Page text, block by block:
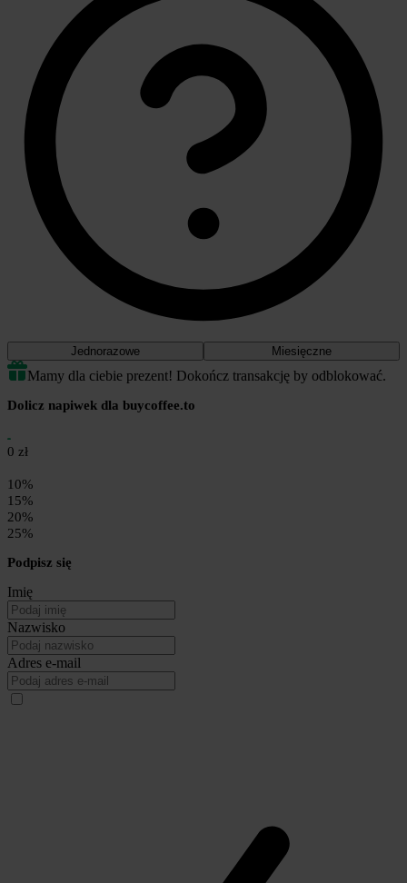
Jednorazowe Miesięczne
Mamy dla ciebie prezent! Dokończ transakcję by odblokować.
Dolicz napiwek dla buycoffee.to
0 zł
10%
15%
20%
25%
Podpisz się
Imię
Nazwisko
Adres e-mail